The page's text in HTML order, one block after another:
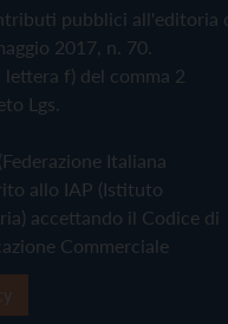
pubblici all'editoria
2017, n. 70.
lettera f) del comma 2
Lgs.
Italiana
allo IAP (Istituto
accettando il Codice di
Commerciale